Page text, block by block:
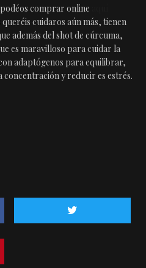
comprar online
cuidaros aún más, tienen
además del shot de cúrcuma,
es maravilloso para cuidar la
adaptógenos para equilibrar,
concentración y reducir es estrés.